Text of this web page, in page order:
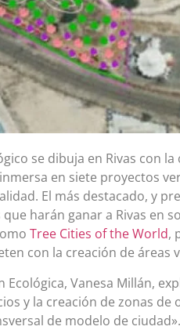
se dibuja en Rivas con
en siete proyectos
El más destacado, y
que harán ganar a Rivas en
Tree Cities of the World,
con la creación de
Ecológica, Vanesa Millán,
y la creación de zonas
de modelo de ciudad».